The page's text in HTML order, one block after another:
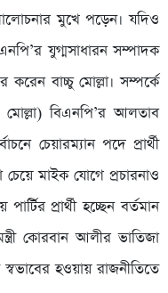
মুখে পড়েন। যদিও
যুগ্মসাধারন সম্পাদক
বাচ্চু মোল্লা। সম্পর্কে
মোল্লা) বিএনপি’র আলতাব
চেয়ারম্যান পদে প্রার্থী
মাইক যোগে প্রচারনাও
প্রার্থী হচ্ছেন বর্তমান
কোরবান আলীর ভাতিজা
হওয়ায় রাজনীতিতে